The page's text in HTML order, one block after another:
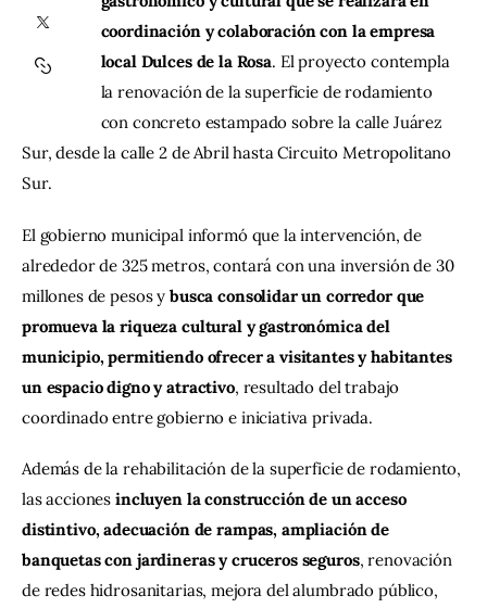
Contacto
coordinación y colaboración con la empresa
local Dulces de la Rosa. El proyecto contempla
la renovación de la superficie de rodamiento
con concreto estampado sobre la calle Juárez
Sur, desde la calle 2 de Abril hasta Circuito Metropolitano
Sur.
El gobierno municipal informó que la intervención, de
alrededor de 325 metros, contará con una inversión de 30
millones de pesos y busca consolidar un corredor que
promueva la riqueza cultural y gastronómica del
municipio, permitiendo ofrecer a visitantes y habitantes
un espacio digno y atractivo, resultado del trabajo
coordinado entre gobierno e iniciativa privada.
Además de la rehabilitación de la superficie de rodamiento,
las acciones incluyen la construcción de un acceso
distintivo, adecuación de rampas, ampliación de
banquetas con jardineras y cruceros seguros, renovación
de redes hidrosanitarias, mejora del alumbrado público,